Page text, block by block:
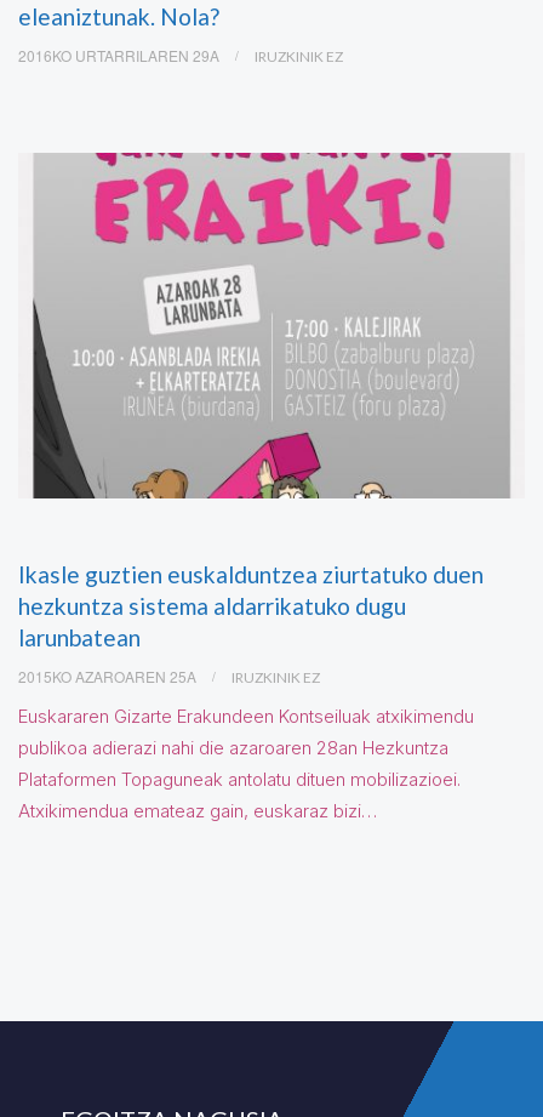
eleaniztunak. Nola?
2016KO URTARRILAREN 29A IRUZKINIK EZ
Ikasle guztien euskalduntzea ziurtatuko duen
hezkuntza sistema aldarrikatuko dugu
larunbatean
2015KO AZAROAREN 25A IRUZKINIK EZ
Euskararen Gizarte Erakundeen Kontseiluak atxikimendu
publikoa adierazi nahi die azaroaren 28an Hezkuntza
Plataformen Topaguneak antolatu dituen mobilizazioei.
Atxikimendua emateaz gain, euskaraz bizi…